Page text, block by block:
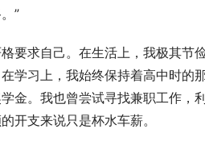
”
要求自己。在生活上，我极其节
学习上，我始终保持着高中时的
金。我也曾尝试寻找兼职工作，
开支来说只是杯水车薪。